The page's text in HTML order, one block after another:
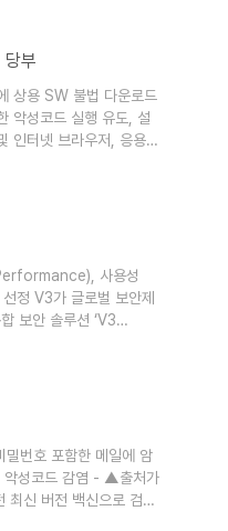
제품 성능..
당부
상용 SW 불법 다운로드
악성코드 실행 유도, 설
터넷 브라우저, 응용프
용해 악성코드를 유포
사용성
정 V3가 글로벌 보안제
보안 솔루션 ‘V3
로..
밀번호 포함한 메일에 암
악성코드 감염 - ▲출처가
신 버전 백신으로 검사